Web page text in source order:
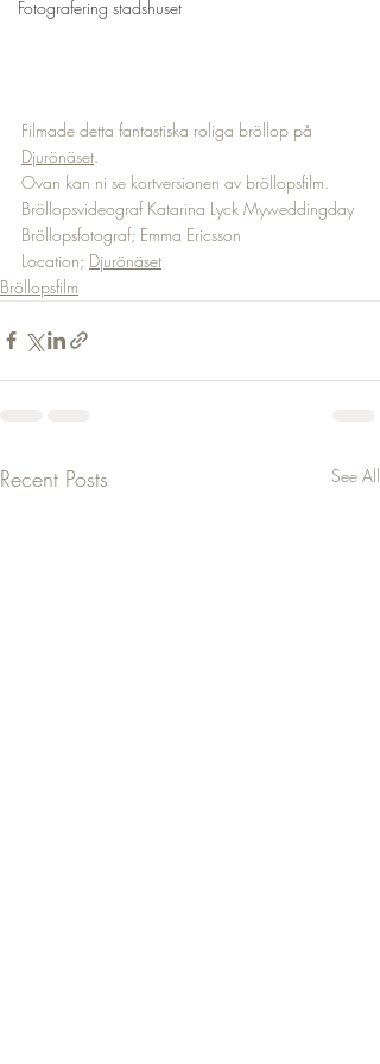
Fotografering stadshuset
Filmade detta fantastiska roliga bröllop på
Djurönäset
Ovan kan ni se kortversionen av bröllopsfilm.
Bröllopsvideograf Katarina Lyck Myweddingday
Bröllopsfotograf; Emma Ericsson
Location; Djurönäset
Bröllopsfilm
Recent Posts See All